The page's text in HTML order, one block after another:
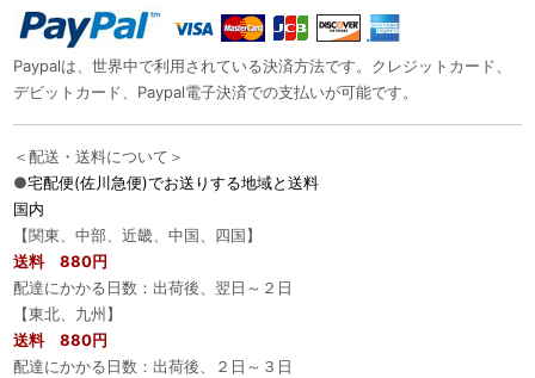
Paypalは、世界中で利用されている決済方法です。クレジットカード、
デビットカード、Paypal電子決済での支払いが可能です。
＜配送・送料について＞
●宅配便(佐川急便)でお送りする地域と送料
国内
【関東、中部、近畿、中国、四国】
送料 880円
配達にかかる日数：出荷後、翌日～２日
【東北、九州】
送料 880円
配達にかかる日数：出荷後、２日～３日